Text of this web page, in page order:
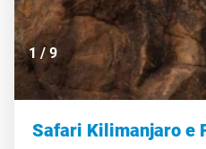
1 / 9
Safari Kilimanjaro e